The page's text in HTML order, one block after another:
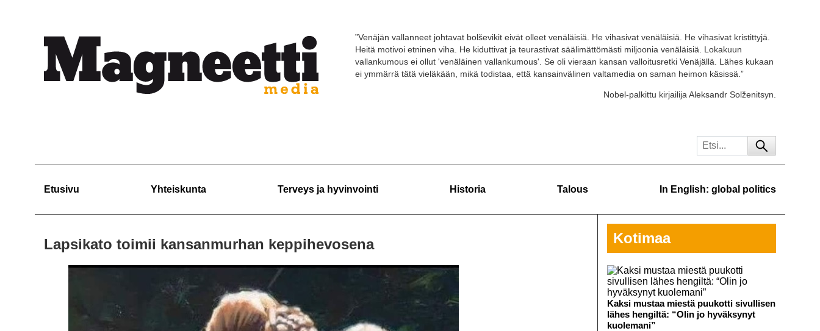
”Venäjän vallanneet johtavat bolševikit eivät olleet venäläisiä. He vihasivat venäläisiä. He vihasivat kristittyjä.
Heitä motivoi etninen viha. He kiduttivat ja teurastivat säälimättömästi miljoonia venäläisiä. Lokakuun
vallankumous ei ollut 'venäläinen vallankumous'. Se oli vieraan kansan valloitusretki Venäjällä. Lähes kukaan
ei ymmärrä tätä vieläkään, mikä todistaa, että kansainvälinen valtamedia on saman heimon käsissä.”
Nobel-palkittu kirjailija Aleksandr Solženitsyn.
Etusivu Yhteiskunta Terveys ja hyvinvointi Historia Talous In English: global politics
Lapsikato toimii kansanmurhan keppihevosena Kotimaa
Kaksi mustaa miestä puukotti sivullisen
lähes hengiltä: “Olin jo hyväksynyt
kuolemani”